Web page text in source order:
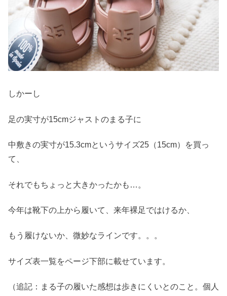
しかーし
足の実寸が15cmジャストのまる子に
中敷きの実寸が15.3cmというサイズ25（15cm）を買っ
て、
それでもちょっと大きかったかも…。
今年は靴下の上から履いて、来年裸足ではけるか、
もう履けないか、微妙なラインです。。。
サイズ表一覧をページ下部に載せています。
（追記：まる子の履いた感想は歩きにくいとのこと。個人